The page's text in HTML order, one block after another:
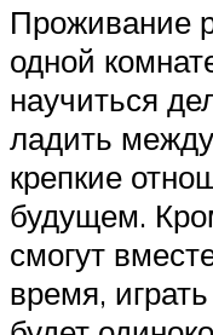
Проживание
одной
научиться
ладить
крепкие
будущем.
смогут
время,